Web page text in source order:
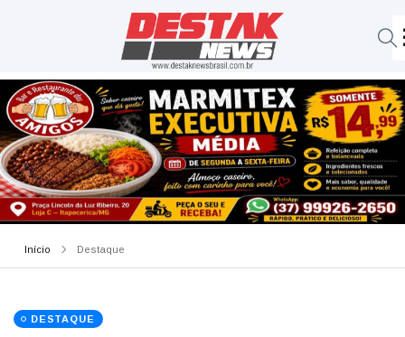
Início Destaque
DESTAQUE